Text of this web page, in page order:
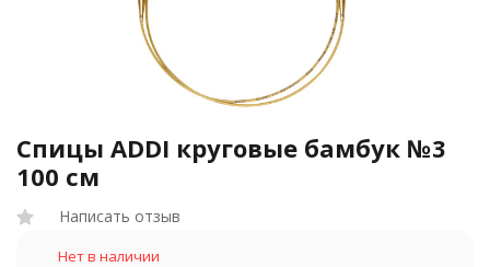
Спицы ADDI круговые бамбук №3
100 см
Написать отзыв
Нет в наличии